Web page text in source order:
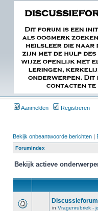
Aanmelden Registreren
Bekijk onbeantwoorde berichten |
Forumindex
Bekijk actieve
in Vragenrubriek -